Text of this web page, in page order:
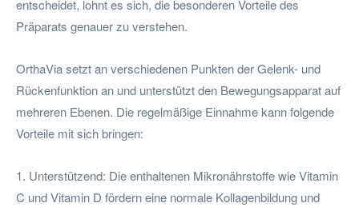
entscheidet, lohnt es sich, die besonderen Vorteile des
Präparats genauer zu verstehen.
OrthaVia setzt an verschiedenen Punkten der Gelenk- und
Rückenfunktion an und unterstützt den Bewegungsapparat auf
mehreren Ebenen. Die regelmäßige Einnahme kann folgende
Vorteile mit sich bringen:
1. Unterstützend: Die enthaltenen Mikronährstoffe wie Vitamin
C und Vitamin D fördern eine normale Kollagenbildung und